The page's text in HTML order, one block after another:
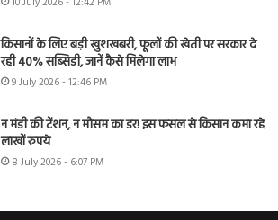
किसानों के लिए बड़ी खुशखबरी, फूलों की खेती पर सरकार दे
रही 40% सब्सिडी, जानें कैसे मिलेगा लाभ
9 July 2026 - 12:46 PM
न मंडी की टेंशन, न मौसम का डर! इस फसल से किसान कमा रहे
लाखों रुपये
8 July 2026 - 6:07 PM